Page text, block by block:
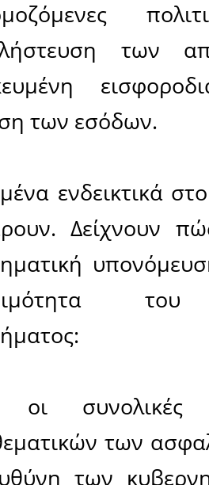
εντείνει
οδηγεί σε
Ήδη, ο